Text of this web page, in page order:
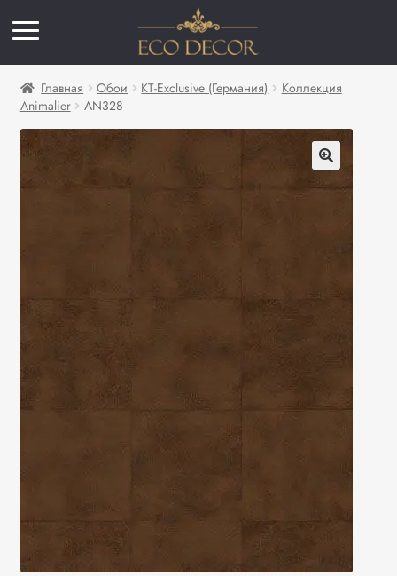
Главная Обои KT-Exclusive (Германия)
Коллекция
Animalier
AN328